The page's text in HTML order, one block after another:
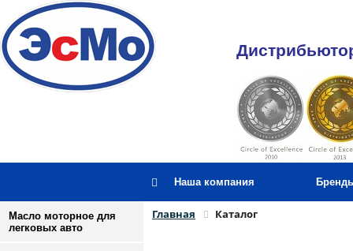
Наша компания
Масло моторное для
легковых авто
Главная Каталог